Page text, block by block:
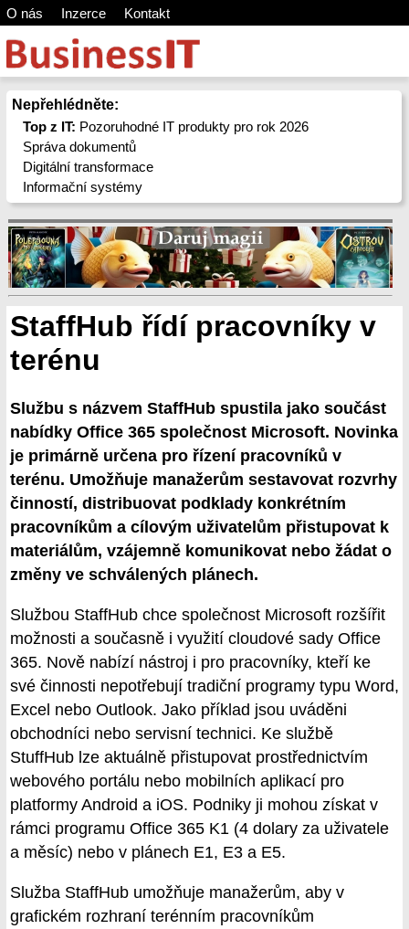
O nás Inzerce Kontakt
Nepřehlédněte:
Top z IT: Pozoruhodné IT produkty pro rok 2026
Správa dokumentů
Digitální transformace
Informační systémy
StaffHub řídí pracovníky v
terénu
Službu s názvem StaffHub spustila jako součást
nabídky Office 365 společnost Microsoft. Novinka
je primárně určena pro řízení pracovníků v
terénu. Umožňuje manažerům sestavovat rozvrhy
činností, distribuovat podklady konkrétním
pracovníkům a cílovým uživatelům přistupovat k
materiálům, vzájemně komunikovat nebo žádat o
změny ve schválených plánech.
Službou StaffHub chce společnost Microsoft rozšířit
možnosti a současně i využití cloudové sady Office
365. Nově nabízí nástroj i pro pracovníky, kteří ke
své činnosti nepotřebují tradiční programy typu Word,
Excel nebo Outlook. Jako příklad jsou uváděni
obchodníci nebo servisní technici. Ke službě
StuffHub lze aktuálně přistupovat prostřednictvím
webového portálu nebo mobilních aplikací pro
platformy Android a iOS. Podniky ji mohou získat v
rámci programu Office 365 K1 (4 dolary za uživatele
a měsíc) nebo v plánech E1, E3 a E5.
Služba StaffHub umožňuje manažerům, aby v
grafickém rozhraní terénním pracovníkům